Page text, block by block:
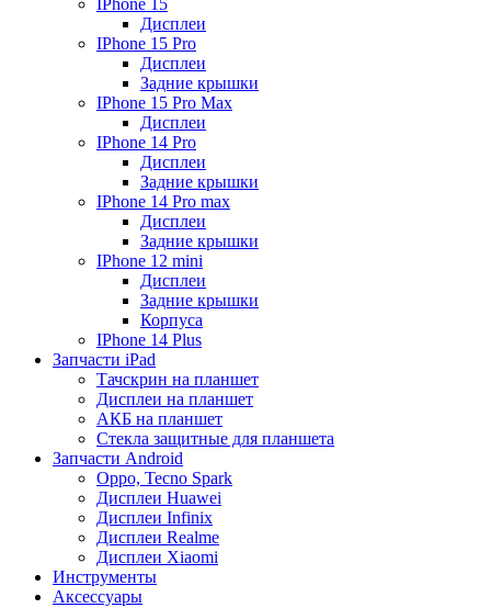
IPhone 15
Дисплеи
IPhone 15 Pro
Дисплеи
Задние крышки
IPhone 15 Pro Max
Дисплеи
IPhone 14 Pro
Дисплеи
Задние крышки
IPhone 14 Pro max
Дисплеи
Задние крышки
IPhone 12 mini
Дисплеи
Задние крышки
Корпуса
IPhone 14 Plus
Запчасти iPad
Тачскрин на планшет
Дисплеи на планшет
АКБ на планшет
Стекла защитные для планшета
Запчасти Android
Oppo, Tecno Spark
Дисплеи Huawei
Дисплеи Infinix
Дисплеи Realme
Дисплеи Xiaomi
Инструменты
Аксессуары